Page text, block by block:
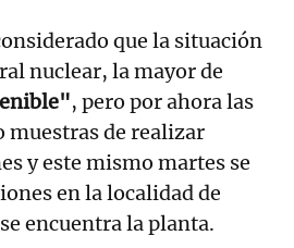
que la situación
nuclear, la mayor de
, pero por ahora las
muestras de realizar
y este mismo martes se
en la localidad de
encuentra la planta.